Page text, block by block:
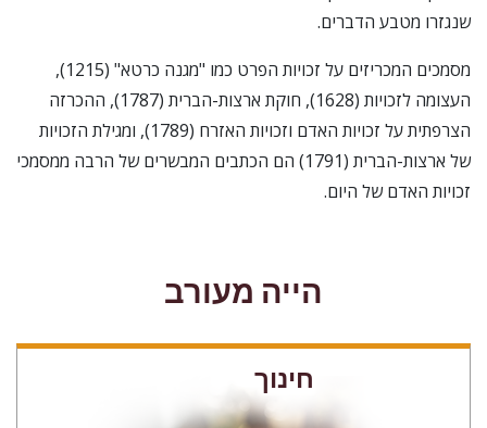
שנגזרו מטבע הדברים.
מסמכים המכריזים על זכויות הפרט כמו "מגנה כרטא" (1215),
העצומה לזכויות (1628), חוקת ארצות-הברית (1787), ההכרזה
הצרפתית על זכויות האדם וזכויות האזרח (1789), ומגילת הזכויות
של ארצות-הברית (1791) הם הכתבים המבשרים של הרבה ממסמכי
זכויות האדם של היום.
הייה מעורב
חינוך